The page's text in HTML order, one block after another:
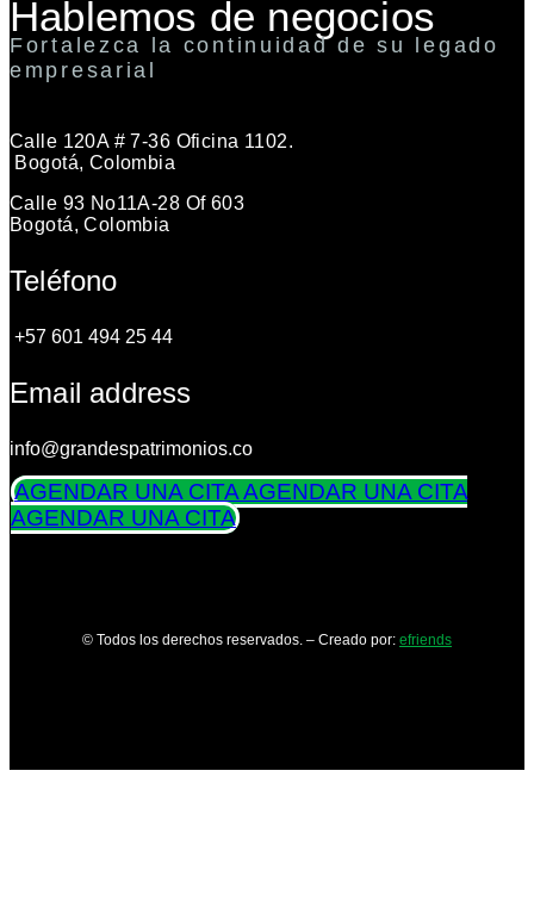
Hablemos de negocios
Fortalezca la continuidad de su legado
empresarial
Calle 120A # 7-36 Oficina 1102.
Bogotá, Colombia
Calle 93 No11A-28 Of 603
Bogotá, Colombia
Teléfono
+57 601 494 25 44
Email address
info@grandespatrimonios.co
AGENDAR UNA CITAAGENDAR UNA CITA
AGENDAR UNA CITA
© Todos los derechos reservados. – Creado por: efriends